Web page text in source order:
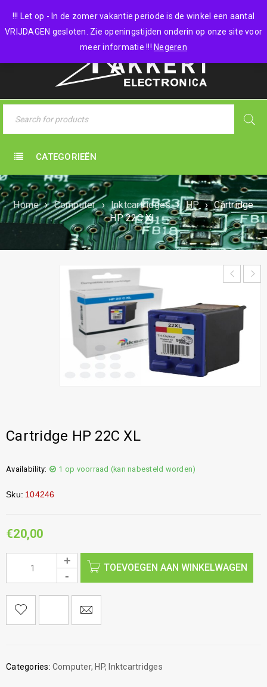
!!! Let op - In de zomer vakantie periode is de winkel een aantal
VRIJDAGEN gesloten. Zie openingstijden onderin op onze site voor
meer informatie !!! Negeren
0 items - €0,00
CATEGORIEËN
Home › Computer › Inktcartridges › HP › Cartridge
HP 22C XL
Cartridge HP 22C XL
Availability: 1 op voorraad (kan nabesteld worden)
Sku: 104246
€20,00
TOEVOEGEN AAN WINKELWAGEN
Categories: Computer,HP,Inktcartridges